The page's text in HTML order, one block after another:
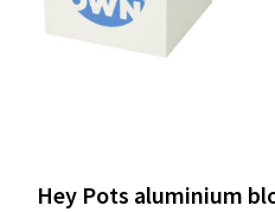
Hey Pots aluminium